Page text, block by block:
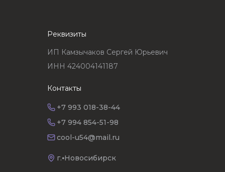
+7 994 854-51-98
+7 993 018-38-44
cool-u54@mail.ru
г.⦁Новосибирск
Контакты
ИП Камзычаков Сергей Юрьевич
ИНН 424004141187
Реквизиты